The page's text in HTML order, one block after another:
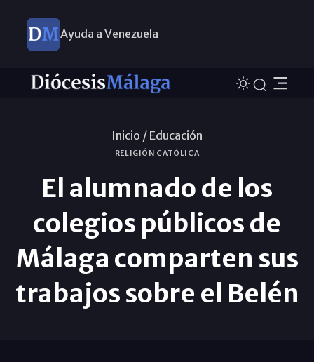
Ayuda a Venezuela
Inicio / Educación
RELIGIÓN CATÓLICA
El alumnado de los
colegios públicos de
Málaga comparten sus
trabajos sobre el Belén